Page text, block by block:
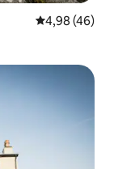
4,98 de uma
4,98 (46)